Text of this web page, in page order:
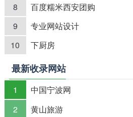
8
百度糯米西安团购
9
专业网站设计
10
下厨房
最新收录网站
1
中国宁波网
2
黄山旅游